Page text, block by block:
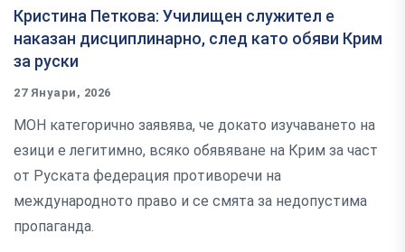
Кристина Петкова: Училищен служител е
наказан дисциплинарно, след като обяви Крим
за руски
27 Януари, 2026
МОН категорично заявява, че докато изучаването на
езици е легитимно, всяко обявяване на Крим за част
от Руската федерация противоречи на
международното право и се смята за недопустима
пропаганда.